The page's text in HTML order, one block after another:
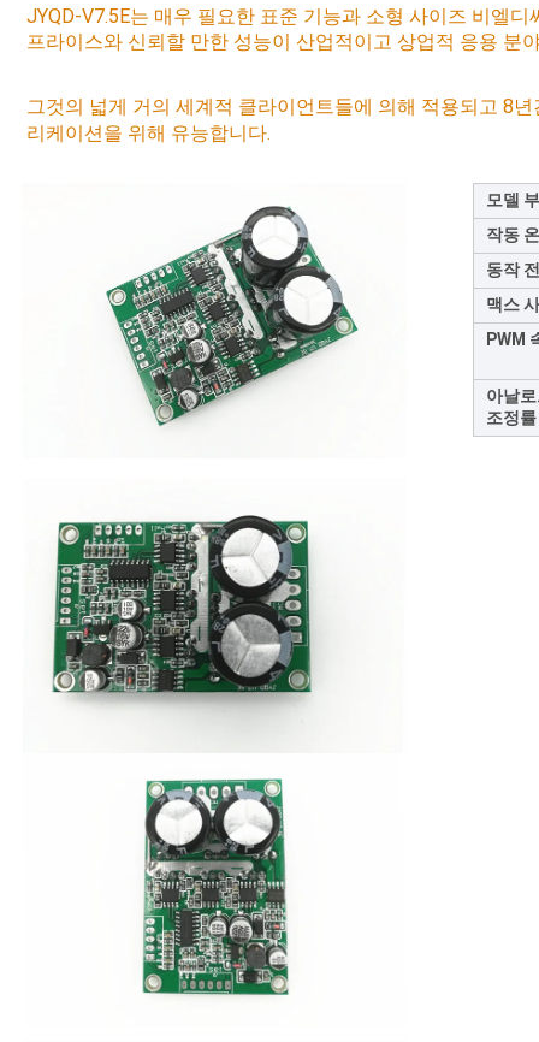
이
맵
JYQD-V7.5E는 매우 필요한 표준 기능과 소형 사이즈 비엘
프라이스와 신뢰할 만한 성능이 산업적이고 상업적 응용 분
그것의 넓게 거의 세계적 클라이언트들에 의해 적용되고 8
리케이션을 위해 유능합니다.
모델
작동
동작
맥스
PWM
아날
조정률